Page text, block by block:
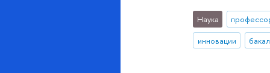
Наука
инновации